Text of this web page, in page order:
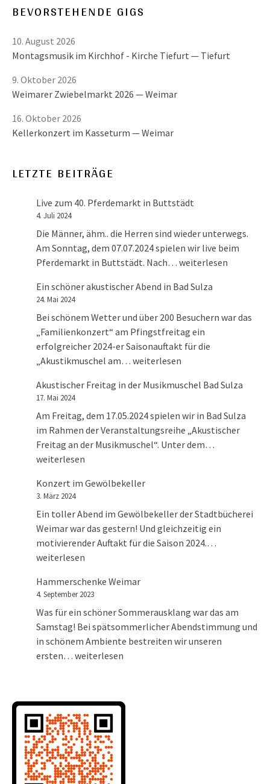
BEVORSTEHENDE GIGS
Montagsmusik im Kirchhof - Kirche Tiefurt Tiefurt
10. August 2026
Weimarer Zwiebelmarkt 2026 Weimar
9. Oktober 2026
Kellerkonzert im Kasseturm Weimar
16. Oktober 2026
LETZTE BEITRÄGE
Live zum 40. Pferdemarkt in Buttstädt
4. Juli 2024
Die Männer, ähm.. die Herren sind wieder unterwegs.
Am Sonntag, dem 07.07.2024 spielen wir live beim
Pferdemarkt in Buttstädt. Nach… Live zum 40.
weiterlesen
Ein schöner akustischer Abend in Bad Sulza
24. Mai 2024
Bei schönem Wetter und über 200 Besuchern war das
„Familienkonzert“ am Pfingstfreitag ein
erfolgreicher 2024-er Saisonauftakt für die
„Akustikmuschel am… Ein schöner akustischer Abend in
weiterlesen
Akustischer Freitag in der Musikmuschel Bad Sulza
17. Mai 2024
Am Freitag, dem 17.05.2024 spielen wir in Bad Sulza
im Rahmen der Veranstaltungsreihe „Akustischer
Freitag an der Musikmuschel“. Unter dem…
weiterlesen
Konzert im Gewölbekeller
3. März 2024
Ein toller Abend im Gewölbekeller der Stadtbücherei
Weimar war das gestern! Und gleichzeitig ein
motivierender Auftakt für die Saison 2024.…
weiterlesen
Hammerschenke Weimar
4. September 2023
Was für ein schöner Sommerausklang war das am
Samstag! Bei spätsommerlicher Abendstimmung und
in schönem Ambiente bestreiten wir unseren
ersten… Hammerschenke Weimar
weiterlesen